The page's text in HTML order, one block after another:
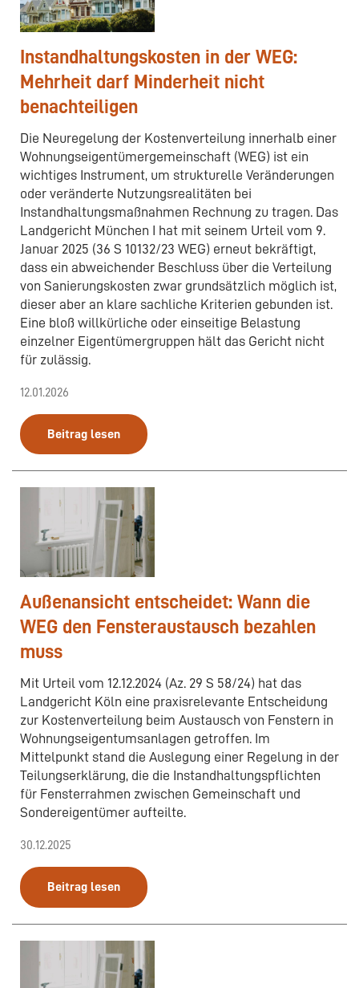
Instandhaltungskosten in der WEG:
Mehrheit darf Minderheit nicht
benachteiligen
Die Neuregelung der Kostenverteilung innerhalb einer
Wohnungseigentümergemeinschaft (WEG) ist ein
wichtiges Instrument, um strukturelle Veränderungen
oder veränderte Nutzungsrealitäten bei
Instandhaltungsmaßnahmen Rechnung zu tragen. Das
Landgericht München I hat mit seinem Urteil vom 9.
Januar 2025 (36 S 10132/23 WEG) erneut bekräftigt,
dass ein abweichender Beschluss über die Verteilung
von Sanierungskosten zwar grundsätzlich möglich ist,
dieser aber an klare sachliche Kriterien gebunden ist.
Eine bloß willkürliche oder einseitige Belastung
einzelner Eigentümergruppen hält das Gericht nicht
für zulässig.
12.01.2026
Beitrag lesen
Außenansicht entscheidet: Wann die
WEG den Fensteraustausch bezahlen
muss
Mit Urteil vom 12.12.2024 (Az. 29 S 58/24) hat das
Landgericht Köln eine praxisrelevante Entscheidung
zur Kostenverteilung beim Austausch von Fenstern in
Wohnungseigentumsanlagen getroffen. Im
Mittelpunkt stand die Auslegung einer Regelung in der
Teilungserklärung, die die Instandhaltungspflichten
für Fensterrahmen zwischen Gemeinschaft und
Sondereigentümer aufteilte.
30.12.2025
Beitrag lesen